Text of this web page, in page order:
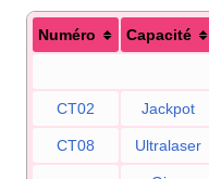
Numéro Capacité
CT02 Jackpot
CT08 Ultralaser